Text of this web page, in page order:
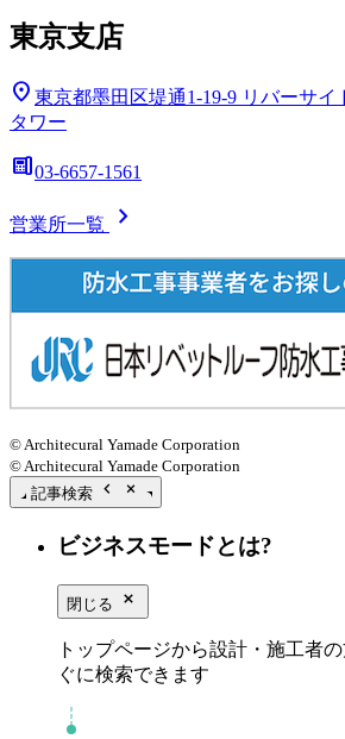
東京支店
location_on 東京都墨田区堤通1-19-9 リバーサイ
タワー
deskphone03-6657-1561
営業所一覧 chevron_right
© Architecural Yamade Corporation
© Architecural Yamade Corporation
記事検索 chevron_left close_small
ビジネスモードとは?
閉じる close_small
トップページから設計・施工者
ぐに検索できます